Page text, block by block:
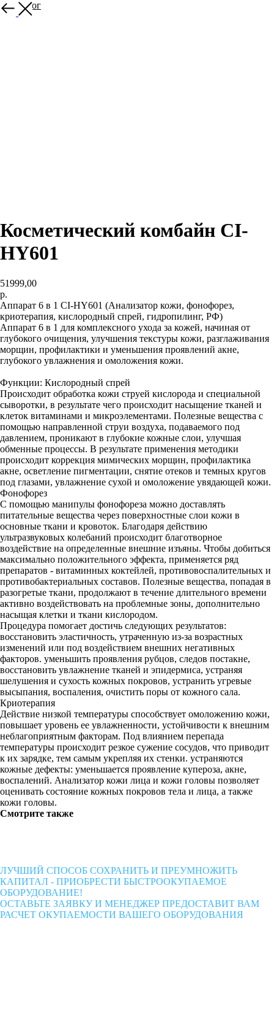
В каталог
Косметический комбайн CI-
HY601
51999,00
р.
Аппарат 6 в 1 CI-HY601 (Анализатор кожи, фонофорез,
криотерапия, кислородный спрей, гидропилинг, РФ)
Аппарат 6 в 1 для комплексного ухода за кожей, начиная от
глубокого очищения, улучшения текстуры кожи, разглаживания
морщин, профилактики и уменьшения проявлений акне,
глубокого увлажнения и омоложения кожи.
Функции: Кислородный спрей
Происходит обработка кожи струей кислорода и специальной
сыворотки, в результате чего происходит насыщение тканей и
клеток витаминами и микроэлементами. Полезные вещества с
помощью направленной струи воздуха, подаваемого под
давлением, проникают в глубокие кожные слои, улучшая
обменные процессы. В результате применения методики
происходит коррекция мимических морщин, профилактика
акне, осветление пигментации, снятие отеков и темных кругов
под глазами, увлажнение сухой и омоложение увядающей кожи.
Фонофорез
С помощью манипулы фонофореза можно доставлять
питательные вещества через поверхностные слои кожи в
основные ткани и кровоток. Благодаря действию
ультразвуковых колебаний происходит благотворное
воздействие на определенные внешние изъяны. Чтобы добиться
максимально положительного эффекта, применяется ряд
препаратов - витаминных коктейлей, противовоспалительных и
противобактериальных составов. Полезные вещества, попадая в
разогретые ткани, продолжают в течение длительного времени
активно воздействовать на проблемные зоны, дополнительно
насыщая клетки и ткани кислородом.
Процедура помогает достичь следующих результатов:
восстановить эластичность, утраченную из-за возрастных
изменений или под воздействием внешних негативных
факторов. уменьшить проявления рубцов, следов постакне,
восстановить увлажнение тканей и эпидермиса, устраняя
шелушения и сухость кожных покровов, устранить угревые
высыпания, воспаления, очистить поры от кожного сала.
Криотерапия
Действие низкой температуры способствует омоложению кожи,
повышает уровень ее увлажненности, устойчивости к внешним
неблагоприятным факторам. Под влиянием перепада
температуры происходит резкое сужение сосудов, что приводит
к их зарядке, тем самым укрепляя их стенки. устраняются
кожные дефекты: уменьшается проявление купероза, акне,
воспалений. Анализатор кожи лица и кожи головы позволяет
оценивать состояние кожных покровов тела и лица, а также
кожи головы.
Смотрите также
ЛУЧШИЙ СПОСОБ СОХРАНИТЬ И ПРЕУМНОЖИТЬ
КАПИТАЛ - ПРИОБРЕСТИ БЫСТРООКУПАЕМОЕ
ОБОРУДОВАНИЕ!
ОСТАВЬТЕ ЗАЯВКУ И МЕНЕДЖЕР ПРЕДОСТАВИТ ВАМ
РАСЧЕТ ОКУПАЕМОСТИ ВАШЕГО ОБОРУДОВАНИЯ